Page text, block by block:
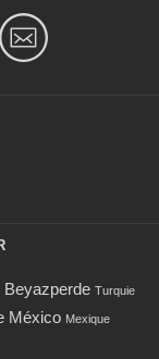
Beyazperde Turquie
México Mexique